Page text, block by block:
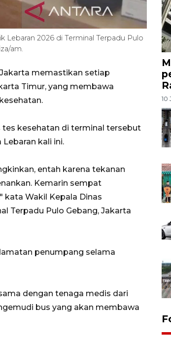
2026 di Terminal Terpadu Pulo
am.
memastikan setiap
Timur, yang membawa
kesehatan di terminal tersebut
kali ini.
entah karena tekanan
Kemarin sempat
kata Wakil Kepala Dinas
Terpadu Pulo Gebang, Jakarta
penumpang selama
dengan tenaga medis dari
bus yang akan membawa
10